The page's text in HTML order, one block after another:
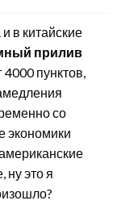
в китайские
прилив
4000 пунктов,
со
экономики
ну это я